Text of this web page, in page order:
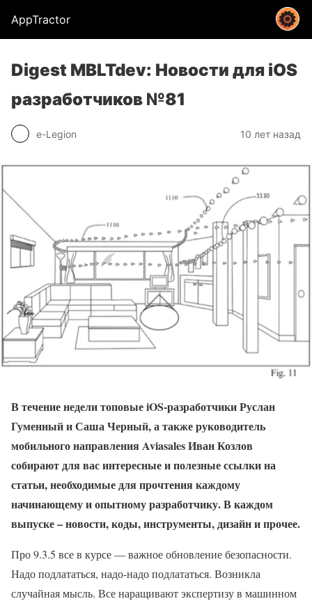
AppTractor
Digest MBLTdev: Новости для iOS
разработчиков №81
e-Legion 10 лет назад
В течение недели топовые iOS-разработчики Руслан
Гуменный и Саша Черный, а также руководитель
мобильного направления Aviasales Иван Козлов
собирают для вас интересные и полезные ссылки на
статьи, необходимые для прочтения каждому
начинающему и опытному разработчику. В каждом
выпуске – новости, коды, инструменты, дизайн и прочее.
Про 9.3.5 все в курсе — важное обновление безопасности.
Надо подлататься, надо-надо подлататься. Возникла
случайная мысль. Все наращивают экспертизу в машинном